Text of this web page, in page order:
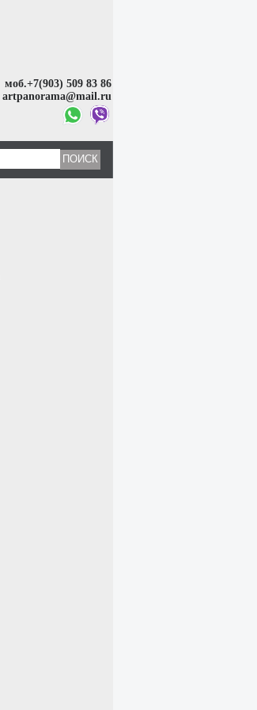
моб.+7(903) 509 83 86
artpanorama@mail.ru